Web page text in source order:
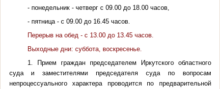
- понедельник - четверг с 09.00 до 18.00 часов,
- пятница - с 09.00 до 16.45 часов.
Перерыв на обед - с 13.00 до 13.45 часов.
Выходные дни: суббота, воскресенье.
1. Прием граждан председателем Иркутского областного
суда и заместителями председателя суда по вопросам
непроцессуального характера проводится по предварительной